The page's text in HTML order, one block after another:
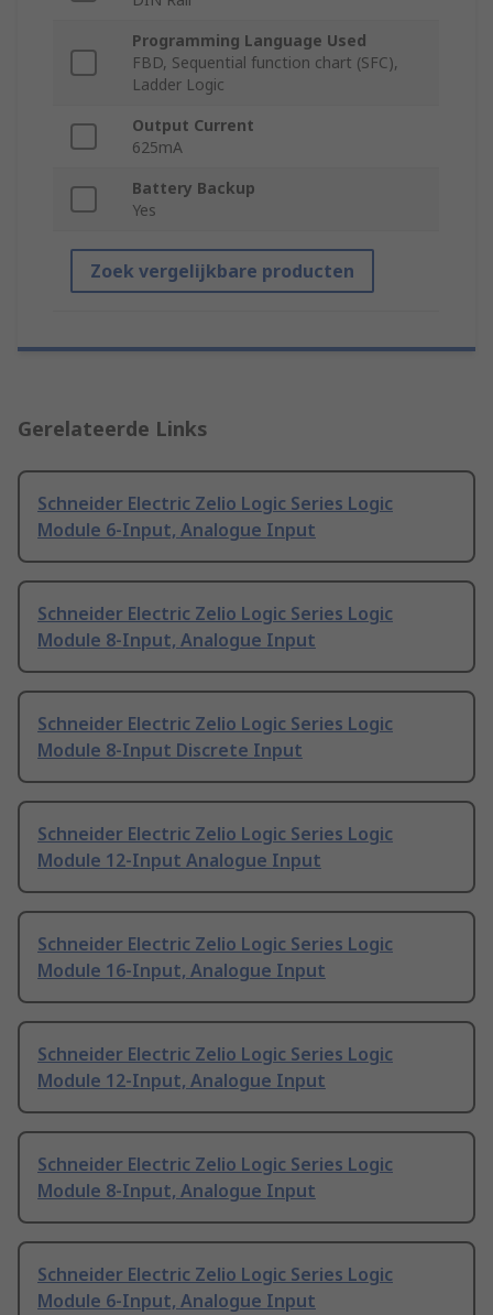
Programming Language Used
FBD, Sequential function chart (SFC),
Ladder Logic
Output Current
625mA
Battery Backup
Yes
Zoek vergelijkbare producten
Gerelateerde Links
Schneider Electric Zelio Logic Series Logic
Module 6-Input, Analogue Input
Schneider Electric Zelio Logic Series Logic
Module 8-Input, Analogue Input
Schneider Electric Zelio Logic Series Logic
Module 8-Input Discrete Input
Schneider Electric Zelio Logic Series Logic
Module 12-Input Analogue Input
Schneider Electric Zelio Logic Series Logic
Module 16-Input, Analogue Input
Schneider Electric Zelio Logic Series Logic
Module 12-Input, Analogue Input
Schneider Electric Zelio Logic Series Logic
Module 8-Input, Analogue Input
Schneider Electric Zelio Logic Series Logic
Module 6-Input, Analogue Input